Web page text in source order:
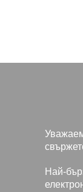
За
Най-